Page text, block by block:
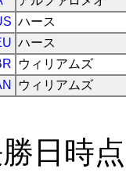
ハース
ハース
ウィリアムズ
ウィリアムズ
日時点